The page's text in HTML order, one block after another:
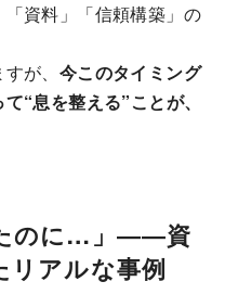
資料」「信頼構築」の
が、 今このタイミング
“息を整える”ことが、
たのに…」――資
リアルな事例